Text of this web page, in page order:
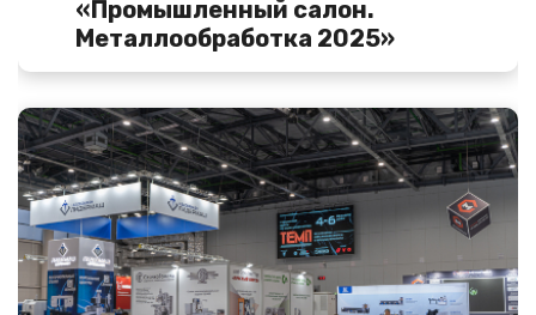
«Промышленный салон.
Металлообработка 2025»